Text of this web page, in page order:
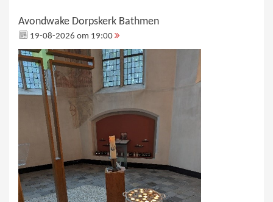
Avondwake Dorpskerk Bathmen
19-08-2026 om 19:00